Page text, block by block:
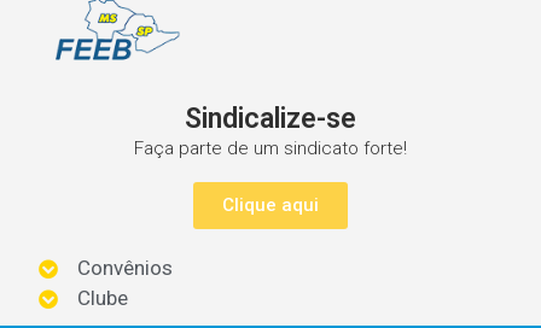
Sindicalize-se
Faça parte de um sindicato forte!
Clique aqui
Convênios
Clube